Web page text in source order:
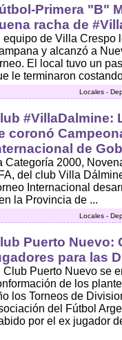
Primera "B"
racha de
equipo de Villa Crespo
y alcanzó a
El local tuvo un
le terminaron
Locales -
#VillaDalmine:
coronó
de
Categoría 2000,
del club Villa
Internacional
la Provincia de ...
Locales -
Puerto Nuevo:
para las
Club Puerto Nuevo se
de los
los Torneos de
del Fútbol
por el ex jugador